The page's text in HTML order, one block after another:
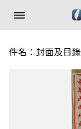
件名：封面及目錄